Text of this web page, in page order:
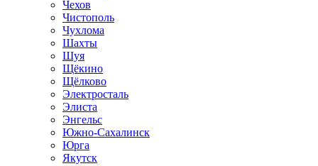
Чехов
Чистополь
Чухлома
Шахты
Шуя
Щёкино
Щёлково
Электросталь
Элиста
Энгельс
Южно-Сахалинск
Юрга
Якутск